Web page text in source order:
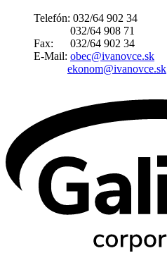
Telefón: 032/64 902 34
032/64 908 71
Fax: 032/64 902 34
E-Mail: obec@ivanovce.sk
ekonom@ivanovce.sk